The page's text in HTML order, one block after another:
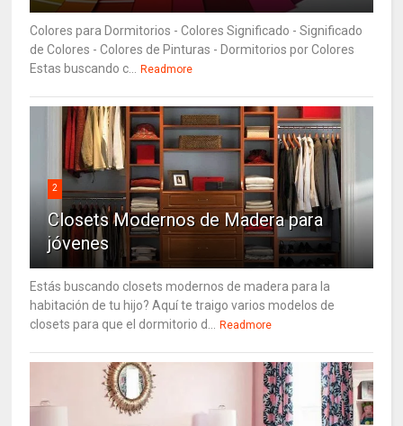
Colores para Dormitorios - Colores Significado - Significado
de Colores - Colores de Pinturas - Dormitorios por Colores
Estas buscando c... Readmore
2
Closets Modernos de Madera para
jóvenes
Estás buscando closets modernos de madera para la
habitación de tu hijo? Aquí te traigo varios modelos de
closets para que el dormitorio d... Readmore